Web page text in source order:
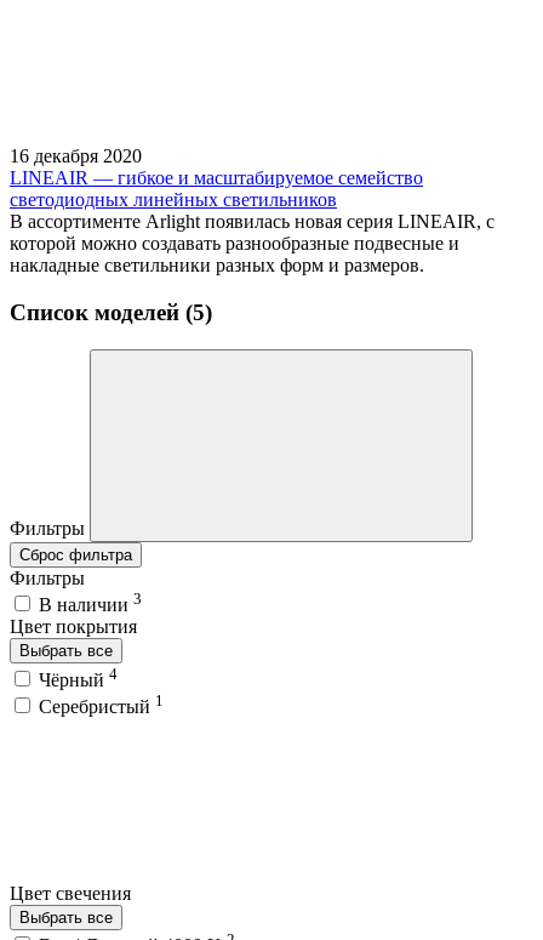
16 декабря 2020
LINEAIR — гибкое и масштабируемое семейство
светодиодных линейных светильников
В ассортименте Arlight появилась новая серия LINEAIR, с
которой можно создавать разнообразные подвесные и
накладные светильники разных форм и размеров.
Список моделей (5)
Фильтры
Сброс фильтра
Фильтры
В наличии 3
Цвет покрытия
Выбрать все
Чёрный 4
Серебристый 1
Цвет свечения
Выбрать все